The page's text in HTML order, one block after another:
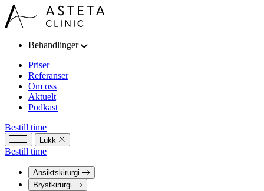
Behandlinger
Priser
Referanser
Om oss
Aktuelt
Podkast
Bestill time
Lukk
Bestill time
Ansiktskirurgi
Brystkirurgi